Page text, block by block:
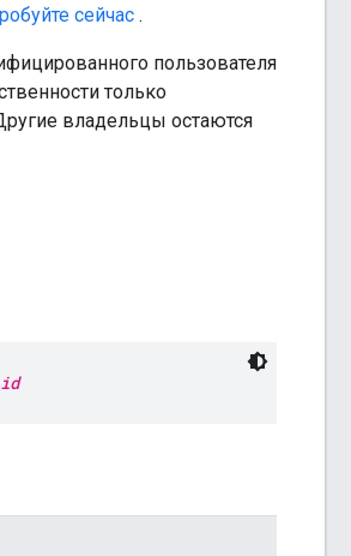
сейчас .
пользователя
только
владельцы остаются
id